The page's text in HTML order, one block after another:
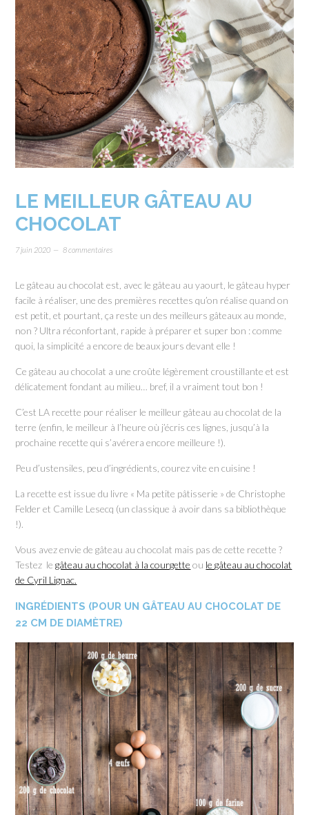
LE MEILLEUR GÂTEAU AU
CHOCOLAT
7 juin 2020 8 commentaires
Le gâteau au chocolat est, avec le gâteau au yaourt, le gâteau hyper
facile à réaliser, une des premières recettes qu’on réalise quand on
est petit, et pourtant, ça reste un des meilleurs gâteaux au monde,
non ? Ultra réconfortant, rapide à préparer et super bon : comme
quoi, la simplicité a encore de beaux jours devant elle !
Ce gâteau au chocolat a une croûte légèrement croustillante et est
délicatement fondant au milieu… bref, il a vraiment tout bon !
C’est LA recette pour réaliser le meilleur gâteau au chocolat de la
terre (enfin, le meilleur à l’heure où j’écris ces lignes, jusqu’à la
prochaine recette qui s’avérera encore meilleure !).
Peu d’ustensiles, peu d’ingrédients, courez vite en cuisine !
La recette est issue du livre « Ma petite pâtisserie » de Christophe
Felder et Camille Lesecq (un classique à avoir dans sa bibliothèque
!).
Vous avez envie de gâteau au chocolat mais pas de cette recette ?
Testez legâteau au chocolat à la courgette ou le gâteau au chocolat
de Cyril Lignac.
INGRÉDIENTS (POUR UN GÂTEAU AU CHOCOLAT DE
22 CM DE DIAMÈTRE)